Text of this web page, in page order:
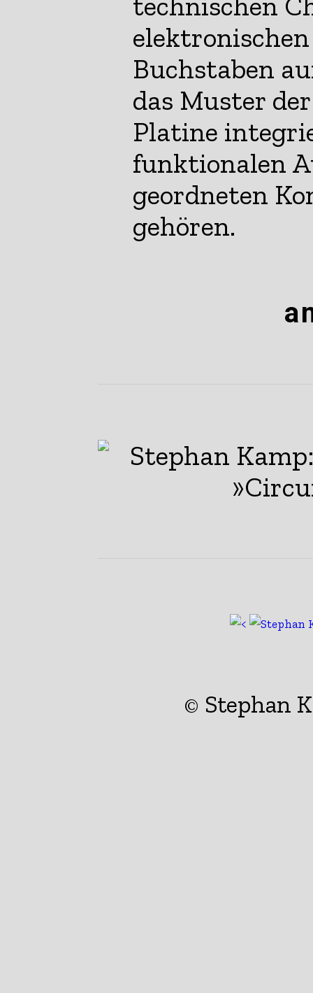
Buchstaben
das Muster
Platine
funktionalen
geordneten
gehören.
© Stephan